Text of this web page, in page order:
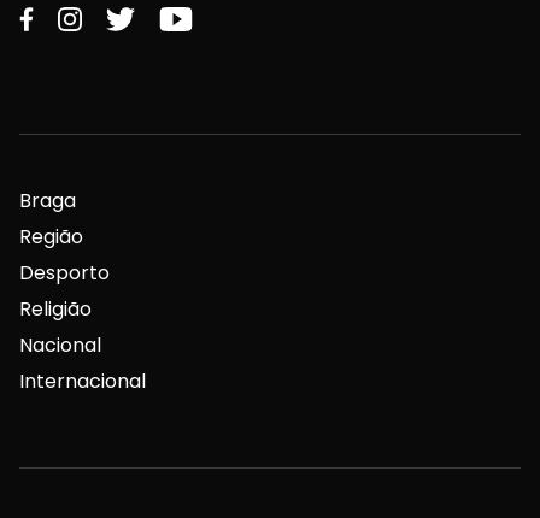
Braga
Região
Desporto
Religião
Nacional
Internacional